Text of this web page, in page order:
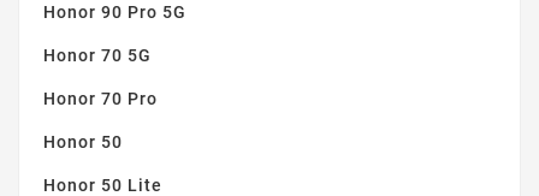
Honor 90 Pro 5G
Honor 70 5G
Honor 70 Pro
Honor 50
Honor 50 Lite